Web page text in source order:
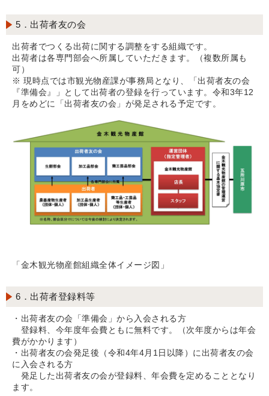
5．出荷者友の会
出荷者でつくる出荷に関する調整をする組織です。
出荷者は各専門部会へ所属していただきます。（複数所属も
可）
※ 現時点では市観光物産課が事務局となり、「出荷者友の会
『準備会』」として出荷者の登録を行っています。令和3年12
月をめどに「出荷者友の会」が発足される予定です。
「金木観光物産館組織全体イメージ図」
6．出荷者登録料等
・出荷者友の会「準備会」から入会される方
登録料、今年度年会費ともに無料です。（次年度からは年会
費がかかります）
・出荷者友の会発足後（令和4年4月1日以降）に出荷者友の会
に入会される方
発足した出荷者友の会が登録料、年会費を定めることとなり
ます。